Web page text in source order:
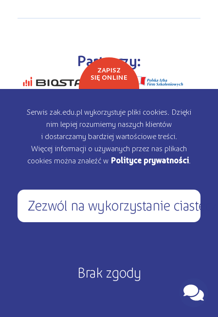
Partnerzy:
programy dla firm
ZAPISZ
SIĘ ONLINE
Serwis zak.edu.pl wykorzystuje pliki cookies. Dzięki
nim lepiej rozumiemy naszych klientów
i dostarczamy bardziej wartościowe treści.
Więcej informacji o używanych przez nas plikach
cookies można znaleźć w Polityce prywatności
Zezwól na wykorzystanie
Brak zgody